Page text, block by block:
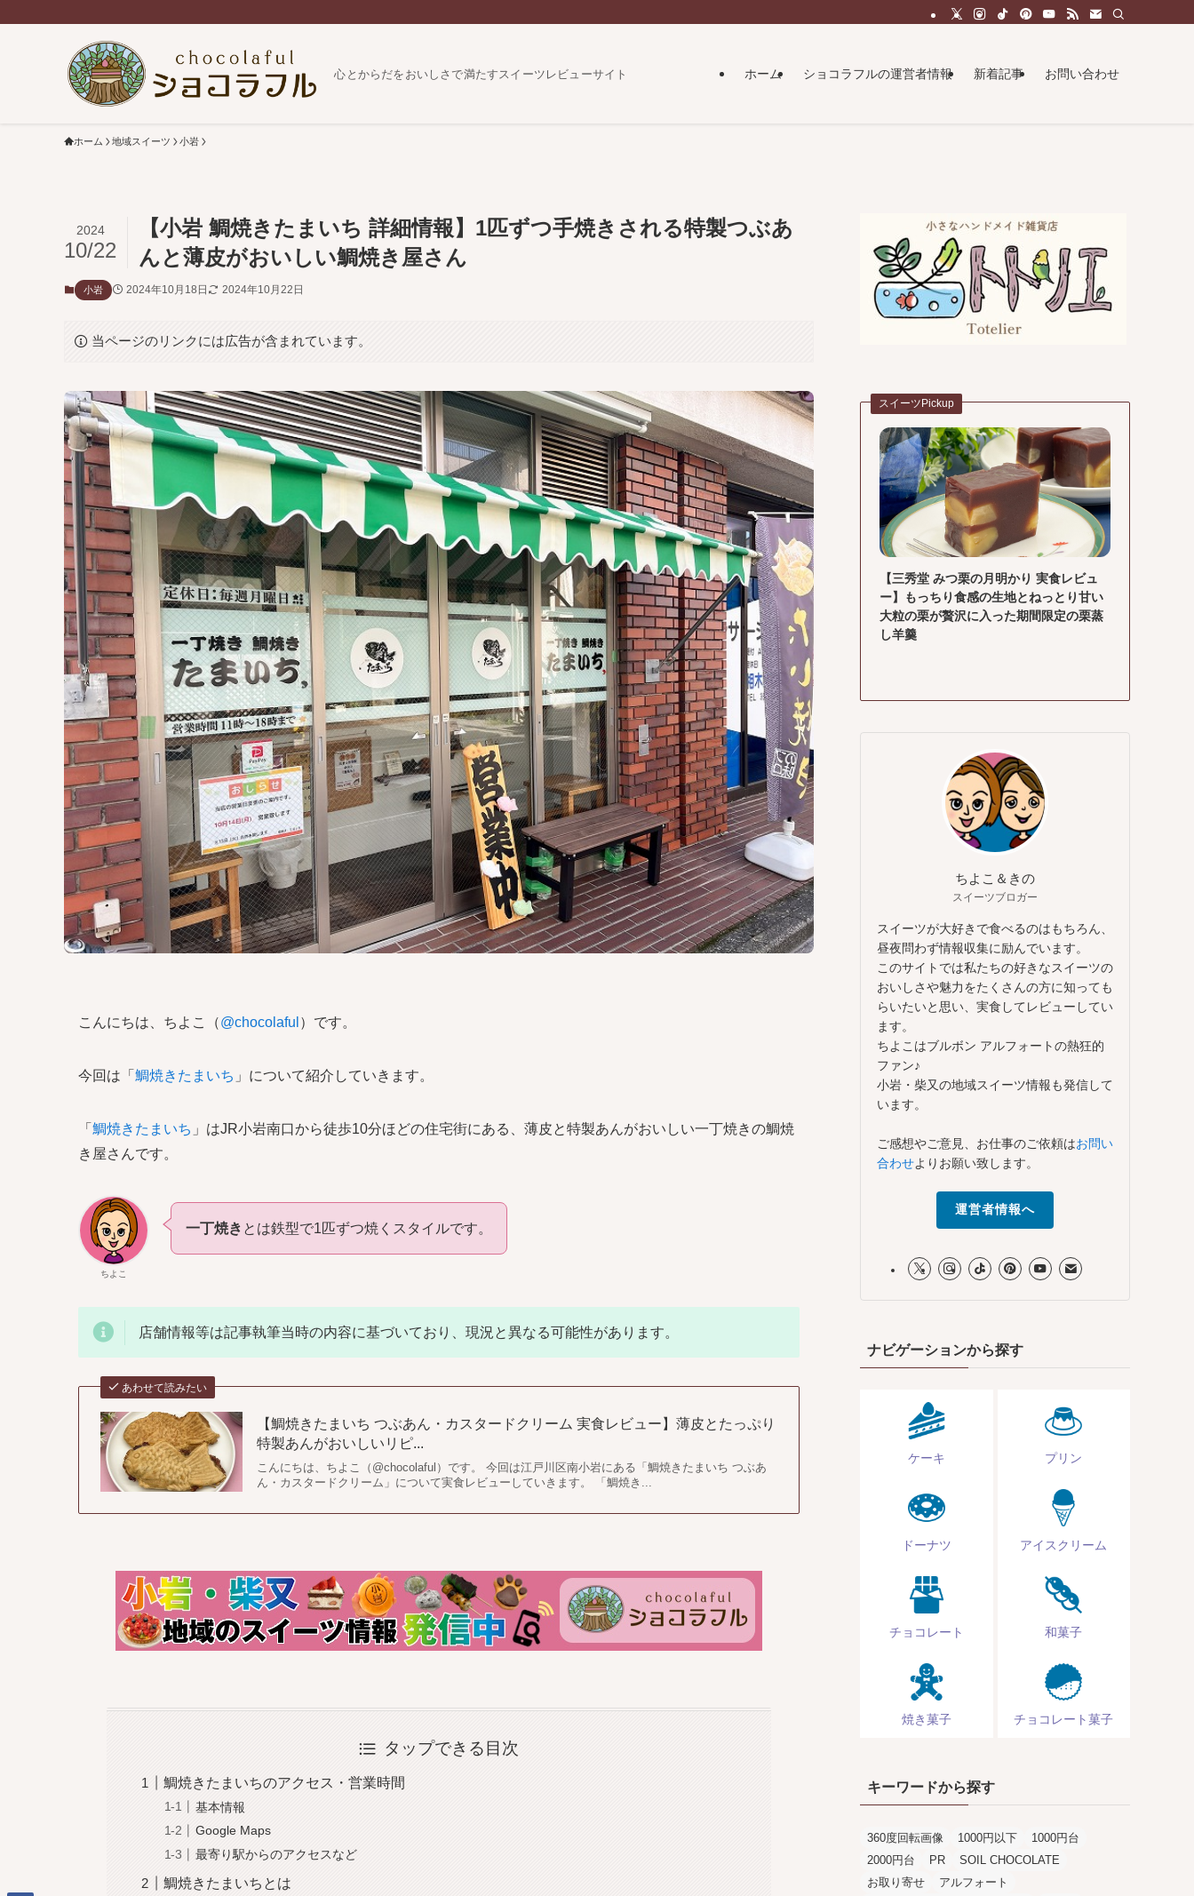
心とからだをおいしさで満たすスイーツレビューサイト ホーム ショコラフルの運営者情報 新着記事 お問い合わせ
ホーム 地域スイーツ 小岩
【小岩 鯛焼きたまいち 詳細情報】1匹ずつ手焼きされる特製つぶあ
んと薄皮がおいしい鯛焼き屋さん
2024
10/22
小岩 2024年10月18日 2024年10月22日
当ページのリンクには広告が含まれています。
こんにちは、ちよこ（@chocolaful ）です。
今回は「 鯛焼きたまいち 」について紹介していきます。
「 鯛焼きたまいち 」はJR小岩南口から徒歩10分ほどの住宅街にある、薄皮と特製あんがおいしい一丁焼きの鯛焼
き屋さんです。
ちよこ
一丁焼き とは鉄型で1匹ずつ焼くスタイルです。
店舗情報等は記事執筆当時の内容に基づいており、現況と異なる可能性があります。
あわせて読みたい
【鯛焼きたまいち つぶあん・カスタードクリーム 実食レビュー】薄皮とたっぷり
特製あんがおいしいリピ...
こんにちは、ちよこ（@chocolaful）です。 今回は江戸川区南小岩にある「鯛焼きたまいち つぶあ
ん・カスタードクリーム」について実食レビューしていきます。 「鯛焼き...
タップできる目次
鯛焼きたまいちのアクセス・営業時間
基本情報
Google Maps
最寄り駅からのアクセスなど
鯛焼きたまいちとは
スイーツPickup
【三秀堂 みつ栗の月明かり 実食レビュ
ー】もっちり食感の生地とねっとり甘い
大粒の栗が贅沢に入った期間限定の栗蒸
し羊羹
ちよこ＆きの
スイーツブロガー
スイーツが大好きで食べるのはもちろん、
昼夜問わず情報収集に励んでいます。
このサイトでは私たちの好きなスイーツの
おいしさや魅力をたくさんの方に知っても
らいたいと思い、実食してレビューしてい
ます。
ちよこはブルボン アルフォートの熱狂的
ファン♪
小岩・柴又の地域スイーツ情報も発信して
います。
ご感想やご意見、お仕事のご依頼はお問い
合わせよりお願い致します。
運営者情報へ
ナビゲーションから探す
ケーキ プリン
ドーナツ アイスクリーム
チョコレート 和菓子
焼き菓子 チョコレート菓子
キーワードから探す
360度回転画像 1000円以下
1000円台
2000円台
PR
SOIL CHOCOLATE
お取り寄せ
アルフォート